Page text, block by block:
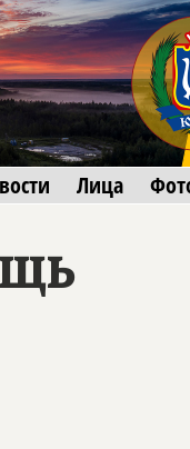
Лица